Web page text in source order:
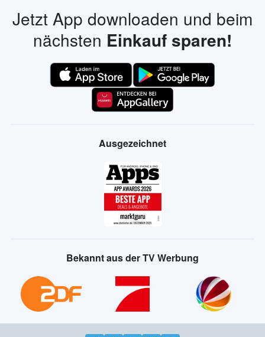
Jetzt App downloaden und beim
nächsten Einkauf sparen!
Ausgezeichnet
Bekannt aus der TV Werbung